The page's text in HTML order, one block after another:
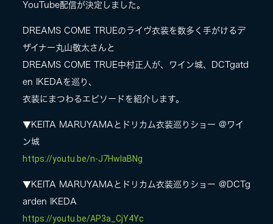
YouTube配信が決定しました。
DREAMS COME TRUEのライヴ衣装を数多く手がけるデ
ザイナー丸山敬太さんと
DREAMS COME TRUE中村正人が、ワイン城、DCTgatd
en IKEDAを巡り、
衣装にまつわるエピソードを紹介します。
▼KEITA MARUYAMAとドリカム衣装巡りショー @ワイ
ン城
https://youtu.be/n-J7HwIaBNg
▼KEITA MARUYAMAとドリカム衣装巡りショー @DCTg
arden IKEDA
https://youtu.be/AP3a_CjY4Yc